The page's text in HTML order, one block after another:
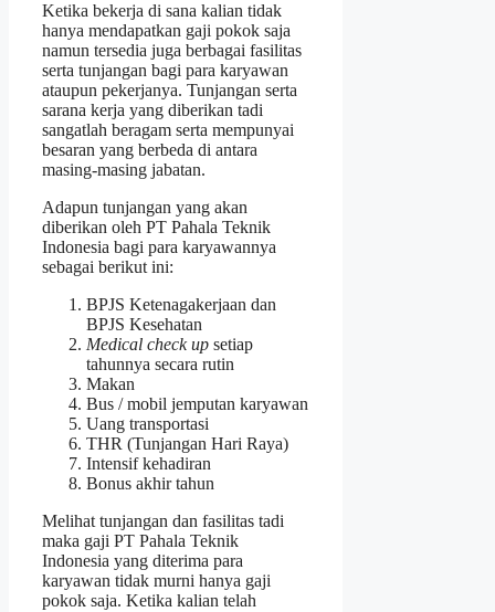
Ketika bekerja di sana kalian tidak
hanya mendapatkan gaji pokok saja
namun tersedia juga berbagai fasilitas
serta tunjangan bagi para karyawan
ataupun pekerjanya. Tunjangan serta
sarana kerja yang diberikan tadi
sangatlah beragam serta mempunyai
besaran yang berbeda di antara
masing-masing jabatan.
Adapun tunjangan yang akan
diberikan oleh PT Pahala Teknik
Indonesia bagi para karyawannya
sebagai berikut ini:
BPJS Ketenagakerjaan dan
BPJS Kesehatan
Medical check up setiap
tahunnya secara rutin
Makan
Bus / mobil jemputan karyawan
Uang transportasi
THR (Tunjangan Hari Raya)
Intensif kehadiran
Bonus akhir tahun
Melihat tunjangan dan fasilitas tadi
maka gaji PT Pahala Teknik
Indonesia yang diterima para
karyawan tidak murni hanya gaji
pokok saja. Ketika kalian telah